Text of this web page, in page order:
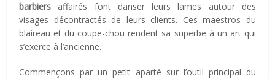
barbiers affairés font danser leurs lames autour des
visages décontractés de leurs clients. Ces maestros du
blaireau et du coupe-chou rendent sa superbe à un art qui
s’exerce à l’ancienne.
Commençons par un petit aparté sur l’outil principal du